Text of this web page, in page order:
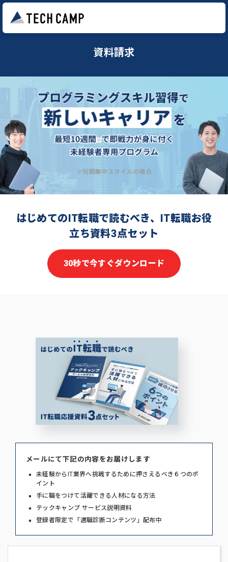
資料請求
※短期集中スタイルの場合
はじめてのIT転職で読むべき、IT転職お役
立ち資料3点セット
30秒で今すぐダウンロード
メールにて下記の内容をお届けします
未経験からIT業界へ挑戦するために押さえるべき６つのポ
イント
手に職をつけて活躍できる人材になる方法
テックキャンプ サービス説明資料
登録者限定で「適職診断コンテンツ」配布中